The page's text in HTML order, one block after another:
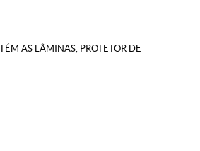
AS LÂMINAS, PROTETOR DE